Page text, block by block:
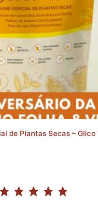
de Plantas Secas – Glico
R$